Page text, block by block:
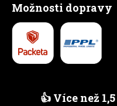
Možnosti dopravy
👍 Více než